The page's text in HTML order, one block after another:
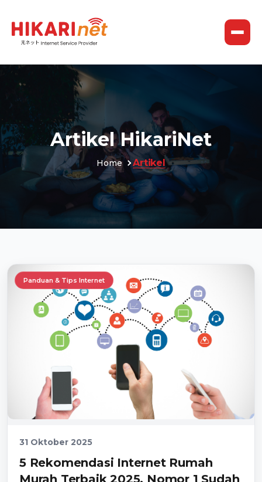
Artikel HikariNet
Home Artikel
Panduan & Tips Internet
31 Oktober 2025
5 Rekomendasi Internet Rumah
Murah Terbaik 2025, Nomor 1 Sudah